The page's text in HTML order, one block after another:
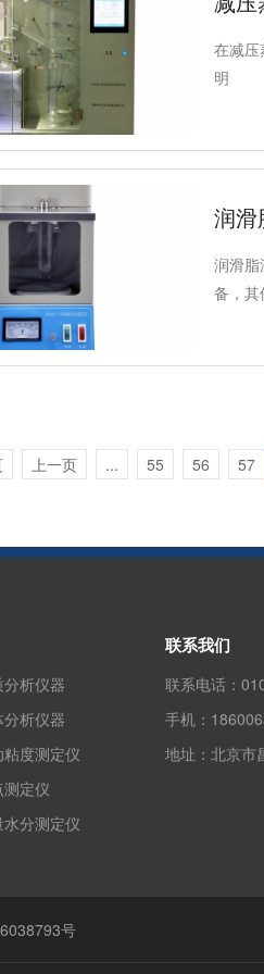
在减
明
润滑
润滑脂
备，
上一页 ... 55 56 57
析仪器
析仪器
粘度测定仪
定仪
水分测定仪
联系我们
联系电话：
手机：
地址： 北京市
号